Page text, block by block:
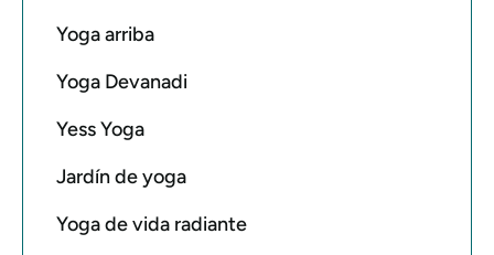
Yoga arriba
Yoga Devanadi
Yess Yoga
Jardín de yoga
Yoga de vida radiante